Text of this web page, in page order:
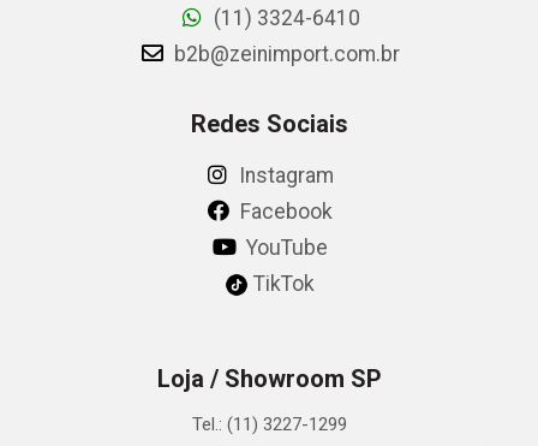
(11) 3324-6410
b2b@zeinimport.com.br
Redes Sociais
Instagram
Facebook
YouTube
TikTok
Loja / Showroom SP
Tel.: (11) 3227-1299